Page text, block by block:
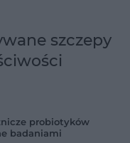
szczepy
probiotyków
badaniami